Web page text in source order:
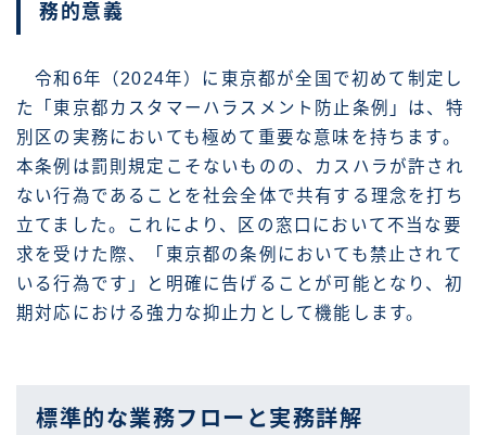
務的意義
令和6年（2024年）に東京都が全国で初めて制定し
た「東京都カスタマーハラスメント防止条例」は、特
別区の実務においても極めて重要な意味を持ちます。
本条例は罰則規定こそないものの、カスハラが許され
ない行為であることを社会全体で共有する理念を打ち
立てました。これにより、区の窓口において不当な要
求を受けた際、「東京都の条例においても禁止されて
いる行為です」と明確に告げることが可能となり、初
期対応における強力な抑止力として機能します。
標準的な業務フローと実務詳解